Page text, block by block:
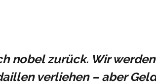
nobel zurück. Wir werden
verliehen – aber